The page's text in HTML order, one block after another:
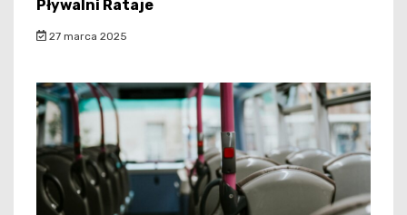
Pływalni Rataje
27 marca 2025